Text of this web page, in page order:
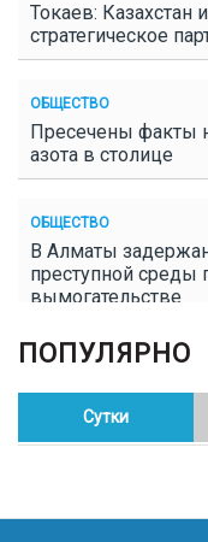
Токаев: Казахстан
стратегическое
ОБЩЕСТВО
Пресечены факты
азота в столице
ОБЩЕСТВО
В Алматы
преступной среды
вымогательстве
ОБЩЕСТВО
Полицейские
конопли в Таразе
Казахстан
ПОПУЛЯРНО
Сутки